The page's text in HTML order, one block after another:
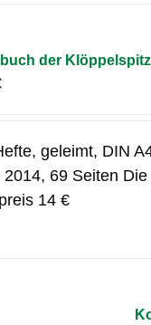
der
geleimt, DIN
2014, 69 Seiten
14 €